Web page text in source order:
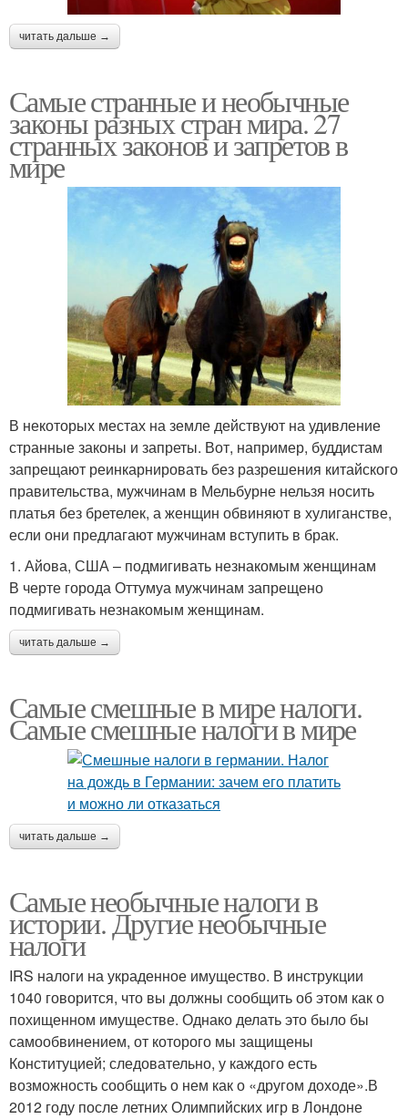
читать дальше →
Самые странные и необычные
законы разных стран мира. 27
странных законов и запретов в
мире
В некоторых местах на земле действуют на удивление
странные законы и запреты. Вот, например, буддистам
запрещают реинкарнировать без разрешения китайского
правительства, мужчинам в Мельбурне нельзя носить
платья без бретелек, а женщин обвиняют в хулиганстве,
если они предлагают мужчинам вступить в брак.
1. Айова, США – подмигивать незнакомым женщинам
В черте города Оттумуа мужчинам запрещено
подмигивать незнакомым женщинам.
читать дальше →
Самые смешные в мире налоги.
Самые смешные налоги в мире
читать дальше →
Самые необычные налоги в
истории. Другие необычные
налоги
IRS налоги на украденное имущество. В инструкции
1040 говорится, что вы должны сообщить об этом как о
похищенном имуществе. Однако делать это было бы
самообвинением, от которого мы защищены
Конституцией; следовательно, у каждого есть
возможность сообщить о нем как о «другом доходе».В
2012 году после летних Олимпийских игр в Лондоне